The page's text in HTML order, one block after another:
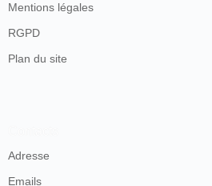
Mentions légales
RGPD
Plan du site
Adresse
Emails